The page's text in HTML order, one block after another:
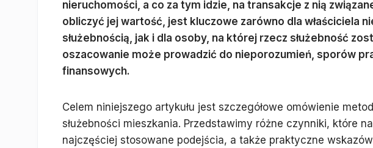
nieruchomości, a co za tym idzie, na transakcje z nią
obliczyć jej wartość, jest kluczowe zarówno dla właściciela
służebnością, jak i dla osoby, na której rzecz służebność
oszacowanie może prowadzić do nieporozumień, sporów
finansowych.
Celem niniejszego artykułu jest szczegółowe omówienie
służebności mieszkania. Przedstawimy różne czynniki, które
najczęściej stosowane podejścia, a także praktyczne